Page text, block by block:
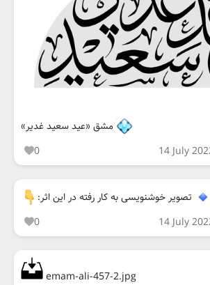
مشق «عید سعید غدیر»
0
14 July
تصویر خوشنویسی به کار رفته در این اثر:
0
14 July
emam-ali-457-2.jpg